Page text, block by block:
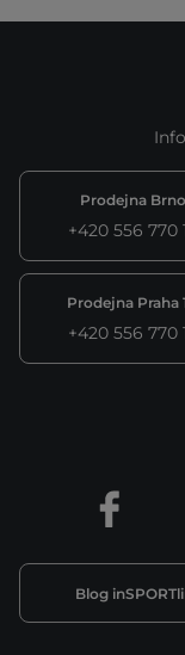
Prodejna Brno
+420 556 770
Prodejna Praha
+420 556 770
Blog
Facebook